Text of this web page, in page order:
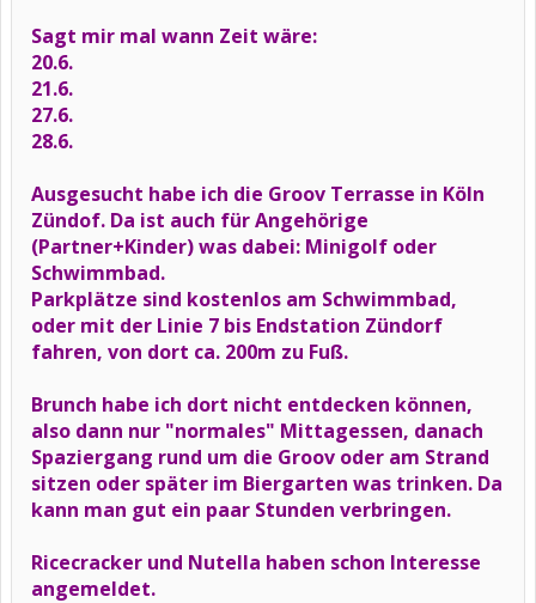
Sagt mir mal wann Zeit wäre:
20.6.
21.6.
27.6.
28.6.
Ausgesucht habe ich die Groov Terrasse in Köln
Zündof. Da ist auch für Angehörige
(Partner+Kinder) was dabei: Minigolf oder
Schwimmbad.
Parkplätze sind kostenlos am Schwimmbad,
oder mit der Linie 7 bis Endstation Zündorf
fahren, von dort ca. 200m zu Fuß.
Brunch habe ich dort nicht entdecken können,
also dann nur "normales" Mittagessen, danach
Spaziergang rund um die Groov oder am Strand
sitzen oder später im Biergarten was trinken. Da
kann man gut ein paar Stunden verbringen.
Ricecracker und Nutella haben schon Interesse
angemeldet.